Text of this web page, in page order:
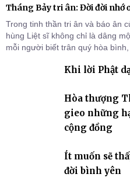
Tháng Bảy tri ân: Đời đời nhớ
Trong tinh thần tri ân và báo ân
hùng Liệt sĩ không chỉ là dâng
mỗi người biết trân quý hòa
Khi lời Phật
Hòa thượng
gieo những
cộng đồng
Ít muốn sẽ
đời bình yên